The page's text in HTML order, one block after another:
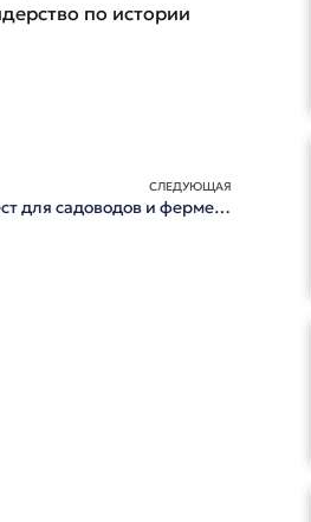
по истории
СЛЕДУЮЩАЯ
На рынках добавят 300 мест для садоводов и фермеров